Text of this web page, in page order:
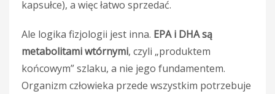
kapsułce), a więc łatwo sprzedać.
Ale logika fizjologii jest inna. EPA i DHA są
metabolitami wtórnymi, czyli „produktem
końcowym” szlaku, a nie jego fundamentem.
Organizm człowieka przede wszystkim potrzebuje